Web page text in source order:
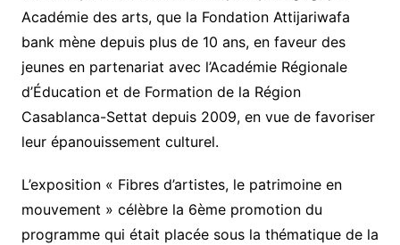
Académie des arts, que la Fondation Attijariwafa
bank mène depuis plus de 10 ans, en faveur des
jeunes en partenariat avec l’Académie Régionale
d’Éducation et de Formation de la Région
Casablanca-Settat depuis 2009, en vue de favoriser
leur épanouissement culturel.
L’exposition « Fibres d’artistes, le patrimoine en
mouvement » célèbre la 6ème promotion du
programme qui était placée sous la thématique de la